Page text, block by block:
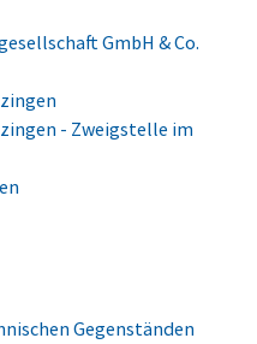
GmbH & Co.
- Zweigstelle im
Gegenständen